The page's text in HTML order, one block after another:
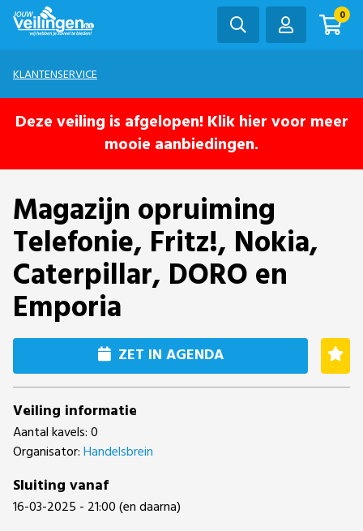
0
KLANTENSERVICE
Deze veiling is afgelopen! Klik hier voor meer
mooie aanbiedingen.
Magazijn opruiming
Telefonie, Fritz!, Nokia,
Caterpillar, DORO en
Emporia
ZET IN AGENDA
Veiling informatie
Aantal kavels: 0
Organisator:Handelsbrein
Sluiting vanaf
16-03-2025 - 21:00 (en daarna)